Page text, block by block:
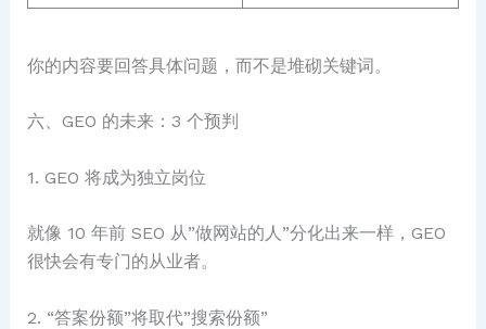
你的内容要回答具体问题，而不是堆砌关键词。
六、GEO 的未来：3 个预判
1. GEO 将成为独立岗位
就像 10 年前 SEO 从”做网站的人”分化出来一样，GEO
很快会有专门的从业者。
2. “答案份额”将取代”搜索份额”